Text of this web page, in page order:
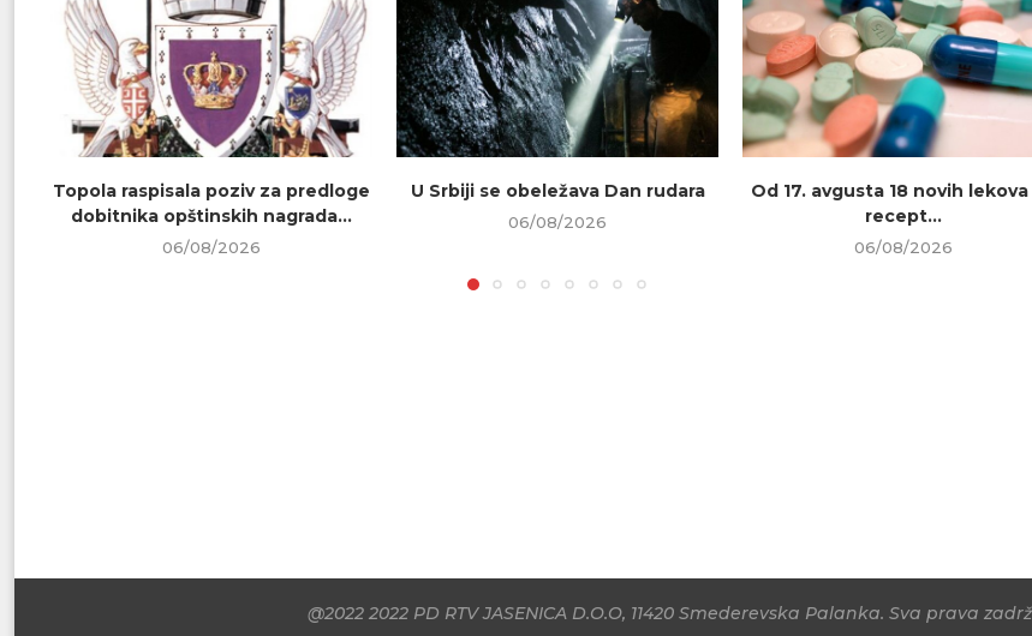
Topola raspisala poziv za predloge
dobitnika opštinskih nagrada...
06/08/2026
U Srbiji se obeležava Dan rudara
06/08/2026
Od 17. avgusta 18 novih
recept...
06/08/2026
@2022 2022 PD RTV JASENICA D.O.O, 11420 Smederevska Palanka. Sva prava